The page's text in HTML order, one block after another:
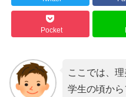
Pocket
ここでは、
学生の頃か